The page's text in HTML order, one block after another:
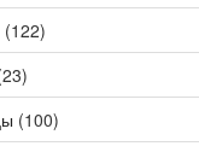
(122)
(100)